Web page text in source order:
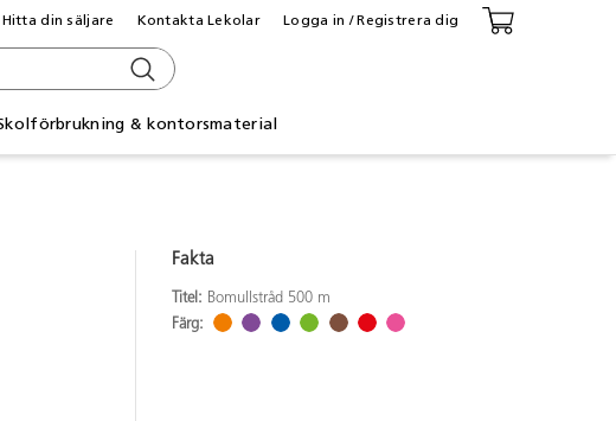
& kontorsmaterial
Hitta din säljare Kontakta Lekolar Logga in / Registrera dig
Fakta
Titel: Bomullstråd 500 m
Färg: